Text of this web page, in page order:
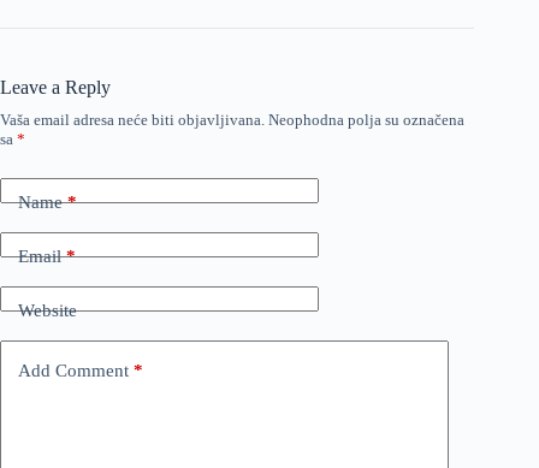
Leave a Reply
Vaša email adresa neće biti objavljivana. Neophodna polja su označena
sa *
Name*
Email*
Website
Add Comment *